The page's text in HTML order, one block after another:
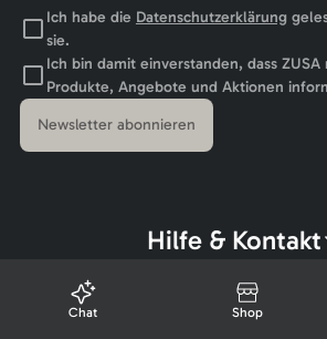
Ich habe die Datenschutzerklärung
sie.
Ich bin damit einverstanden, dass
Produkte, Angebote und Aktionen
Newsletter abonnieren
Hilfe & Kontakt
Chat Shop